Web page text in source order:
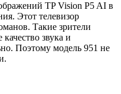
TP Vision P5 AI в
Этот телевизор
Такие зрители
звука и
Поэтому модель 951 не